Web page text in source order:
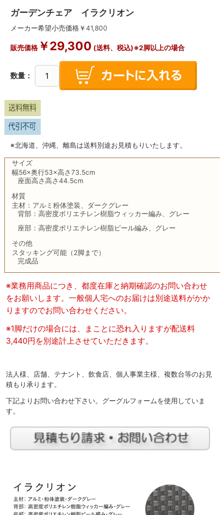
ガーデンチェア イラクリオン
メーカー希望小売価格￥41,800
販売価格￥29,300 (送料、税込)※2脚以上の場合
数量：
※北海道、沖縄、離島は送料別途お見積もりいたします。
サイズ
幅56×奥行53×高さ73.5cm
座面高さ高さ44.5cm
材質
主材：アルミ粉体塗装、ダークグレー
背部：高密度ポリエチレン樹脂ウィッカー編み、グレー
座部：高密度ポリエチレン樹脂ピール編み、グレー
その他
スタッキング可能（2脚まで）
完成品
※業務用商品につき、都度在庫と納期確認のお問い合わせ
をお願いします。一般個人宅へのお届けは別途送料がかか
りますのでお問い合わせください。
※1脚だけの場合には、まことに恐れ入りますが配送料
3,440円を別途計上させていただきます。
法人様、店舗、テナント、飲食店、個人事業主様、複数台等のお見
積もり承ります。
下記よりお問い合わせ下さい。グーグルフォームを使用していま
す。